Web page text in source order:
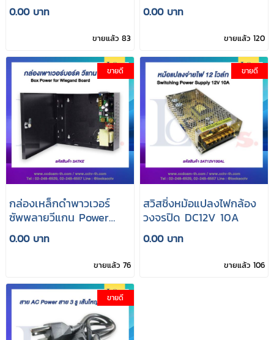
0.00 บาท
ขายแล้ว 83
0.00 บาท
ขายแล้ว 120
ขายดี
กล่องเหล็กดำพาวเวอร์
ซัพพลายวีแกน Power
Supply for Board
Wiegand
0.00 บาท
ขายแล้ว 76
ขายดี
สวิสชิ่งหม้อแปลงไฟกล้อง
วงจรปิด DC12V 10A
0.00 บาท
ขายแล้ว 106
ขายดี